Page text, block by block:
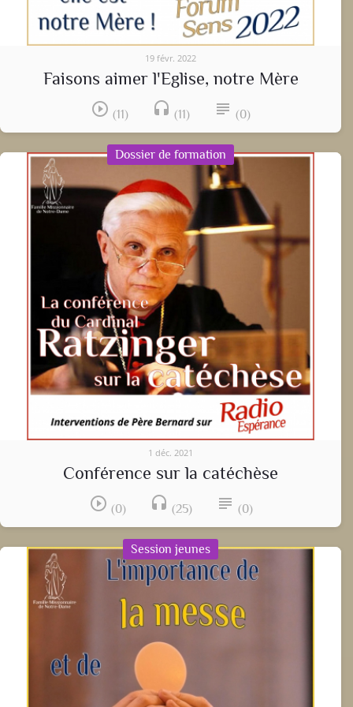
19 févr. 2022
Faisons aimer l'Eglise, notre Mère
play_circle_outline (11) headset (11) subject (0)
Dossier de formation
1 déc. 2021
Conférence sur la catéchèse
play_circle_outline (0) headset (25) subject (0)
Session jeunes